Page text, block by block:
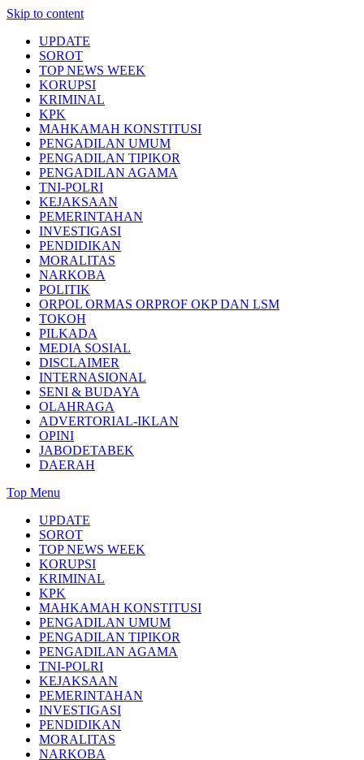
Skip to content
UPDATE
SOROT
TOP NEWS WEEK
KORUPSI
KRIMINAL
KPK
MAHKAMAH KONSTITUSI
PENGADILAN UMUM
PENGADILAN TIPIKOR
PENGADILAN AGAMA
TNI-POLRI
KEJAKSAAN
PEMERINTAHAN
INVESTIGASI
PENDIDIKAN
MORALITAS
NARKOBA
POLITIK
ORPOL ORMAS ORPROF OKP DAN LSM
TOKOH
PILKADA
MEDIA SOSIAL
DISCLAIMER
INTERNASIONAL
SENI & BUDAYA
OLAHRAGA
ADVERTORIAL-IKLAN
OPINI
JABODETABEK
DAERAH
Top Menu
UPDATE
SOROT
TOP NEWS WEEK
KORUPSI
KRIMINAL
KPK
MAHKAMAH KONSTITUSI
PENGADILAN UMUM
PENGADILAN TIPIKOR
PENGADILAN AGAMA
TNI-POLRI
KEJAKSAAN
PEMERINTAHAN
INVESTIGASI
PENDIDIKAN
MORALITAS
NARKOBA